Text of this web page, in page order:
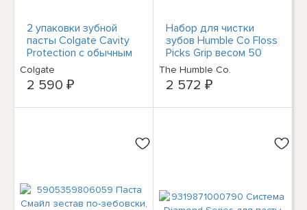
2 упаковки зубной
пасты Colgate Cavity
Protection с обычным
ароматизатором и
фтором | 8 унций
Colgate
2 590 ₽
Набор для чистки
зубов Humble Co Floss
Picks Grip весом 50
КАРАТ
The Humble Co.
2 572 ₽